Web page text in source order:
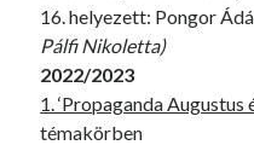
16. helyezett: Pongor
Pálfi Nikoletta)
2022/2023
1. ‘Propaganda Augustus
témakörben